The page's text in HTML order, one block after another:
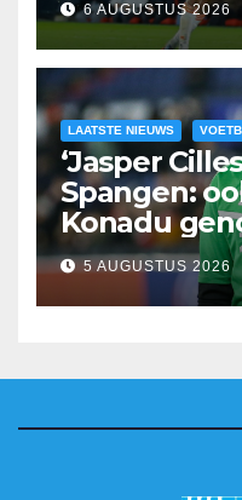
6 AUGUSTUS 2026
LAATSTE NIEUWS
‘Jasper
Spangen:
Konadu
5 AUGUSTUS 2026